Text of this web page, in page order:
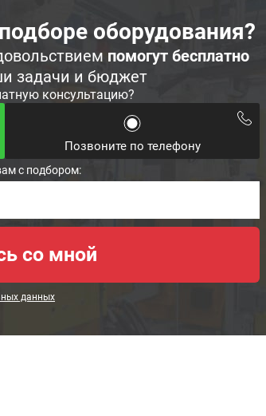
оборудования?
помогут бесплатно
задачи и бюджет
консультацию?
Позвоните по телефону
с подбором:
данных